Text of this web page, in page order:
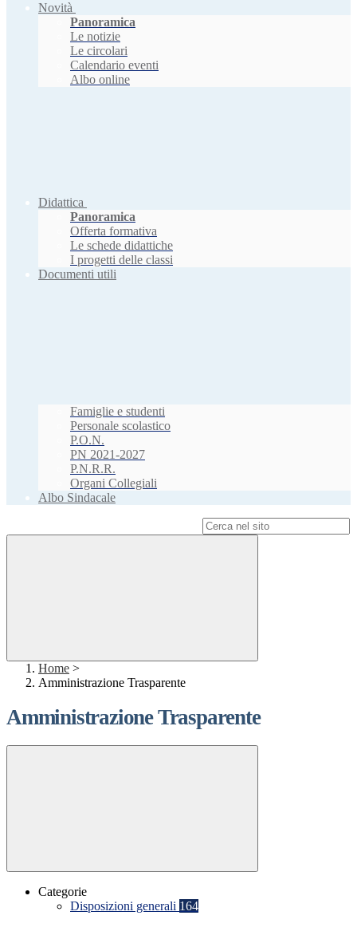
Novità
Panoramica
Le notizie
Le circolari
Calendario eventi
Albo online
Didattica
Panoramica
Offerta formativa
Le schede didattiche
I progetti delle classi
Documenti utili
Famiglie e studenti
Personale scolastico
P.O.N.
PN 2021-2027
P.N.R.R.
Organi Collegiali
Albo Sindacale
Home >
Amministrazione Trasparente
Amministrazione Trasparente
Categorie
Disposizioni generali 164